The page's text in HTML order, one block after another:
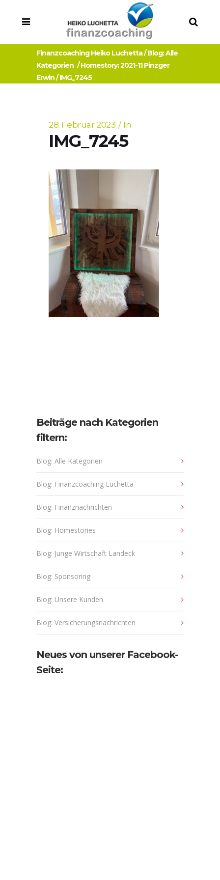
Finanzcoaching Heiko Luchetta/Blog: Alle
Kategorien /Homestory: 2021-11 Pinzger
Erwin/IMG_7245
28. Februar 2023 In
IMG_7245
Beiträge nach Kategorien
filtern:
Blog: Alle Kategorien
Blog: Finanzcoaching Luchetta
Blog: Finanznachrichten
Blog: Homestories
Blog: Junge Wirtschaft Landeck
Blog: Sponsoring
Blog: Unsere Kunden
Blog: Versicherungsnachrichten
Neues von unserer Facebook-
Seite: